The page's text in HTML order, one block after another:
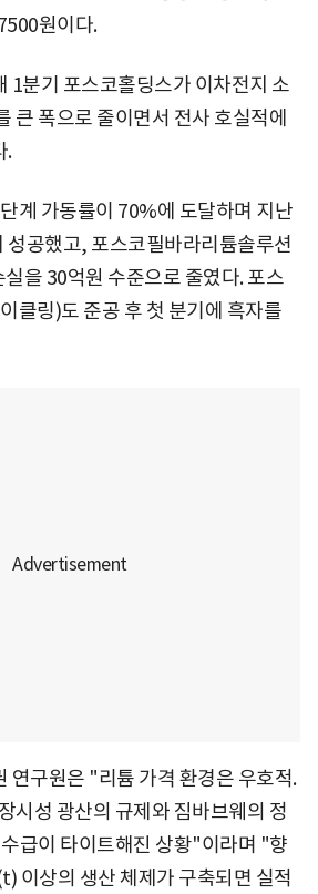
원이다.
1분기 포스코홀딩스가 이차전지 소
큰 폭으로 줄이면서 전사 호실적에
.
계 가동률이 70%에 도달하며 지난
성공했고, 포스코필바라리튬솔루션
을 30억원 수준으로 줄였다. 포스
클링)도 준공 후 첫 분기에 흑자를
연구원은 "리튬 가격 환경은 우호적.
시성 광산의 규제와 짐바브웨의 정
급이 타이트해진 상황"이라며 "향
이상의 생산 체제가 구축되면 실적